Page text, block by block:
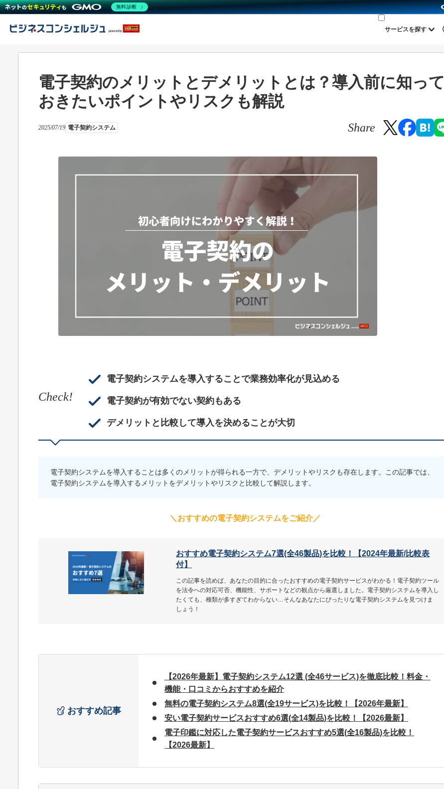
サービスを探す
電子契約のメリットとデメリットとは？導入前に知って
おきたいポイントやリスクも解説
2025/07/19 電子契約システム Share
Check!
電子契約システムを導入することで業務効率化が見込める
電子契約が有効でない契約もある
デメリットと比較して導入を決めることが大切
電子契約システムを導入することは多くのメリットが得られる一方で、デメリットやリスクも存在します。この記事では、
電子契約システムを導入するメリットをデメリットやリスクと比較して解説します。
＼おすすめの電子契約システムをご紹介／
おすすめ電子契約システム7選(全46製品)を比較！【2024年最新/比較表
付】
この記事を読めば、あなたの目的に合ったおすすめの電子契約サービスがわかる！電子契約ツール
を法令への対応可否、機能性、サポートなどの観点から厳選しました。電子契約システムを導入し
たくても、種類が多すぎてわからない…そんなあなたにぴったりな電子契約システムを見つけま
しょう！
おすすめ記事
【2026年最新】電子契約システム12選 (全46サービス)を徹底比較！料金・
機能・口コミからおすすめを紹介
無料の電子契約システム8選(全19サービス)を比較！【2026年最新】
安い電子契約サービスおすすめ6選(全14製品)を比較！【2026最新】
電子印鑑に対応した電子契約サービスおすすめ5選(全16製品)を比較！
【2026最新】
無料診断